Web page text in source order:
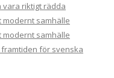
vara riktigt rädda
modernt samhälle
modernt samhälle
för svenska